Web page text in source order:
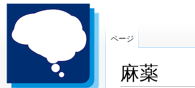
麻薬
ページ